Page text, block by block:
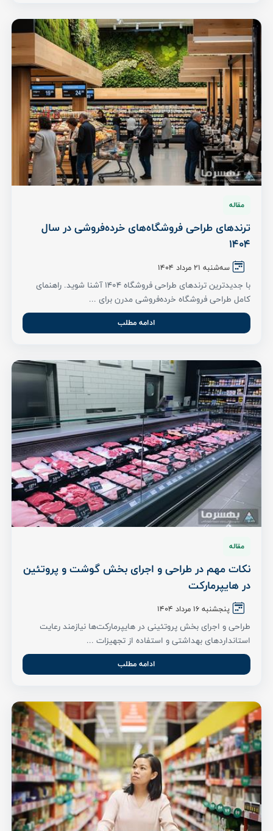
مقاله
ترندهای طراحی فروشگاه‌های خرده‌فروشی در سال
1404
سه‌شنبه 21 مرداد ۱۴۰۴
با جدیدترین ترندهای طراحی فروشگاه ۱۴۰۴ آشنا شوید. راهنمای
کامل طراحی فروشگاه خرده‌فروشی مدرن برای ...
ادامه مطلب
مقاله
نکات مهم در طراحی و اجرای بخش گوشت و پروتئین
در هایپرمارکت
پنجشنبه ۱۶ مرداد ۱۴۰۴
طراحی و اجرای بخش پروتئینی در هایپرمارکت‌ها نیازمند رعایت
استانداردهای بهداشتی و استفاده از تجهیزات ...
ادامه مطلب